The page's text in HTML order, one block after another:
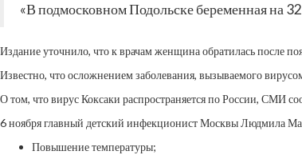
«В подмосковном Подольске беременная на
Издание уточнило, что к врачам женщина обратилась после
Известно, что осложнением заболевания, вызываемого
О том, что вирус Коксаки распространяется по России, СМИ
6 ноября главный детский инфекционист Москвы Людмила
Повышение температуры;